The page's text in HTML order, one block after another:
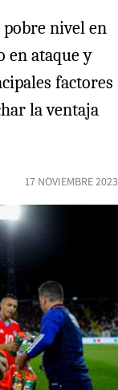
nivel en
en ataque y
factores
la ventaja
17 NOVIEMBRE 2023